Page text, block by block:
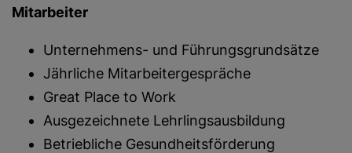
Mitarbeiter
Unternehmens- und Führungsgrundsätze
Jährliche Mitarbeitergespräche
Great Place to Work
Ausgezeichnete Lehrlingsausbildung
Betriebliche Gesundheitsförderung